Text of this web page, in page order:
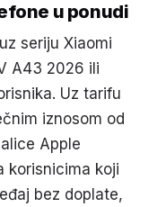
u ponudi
seriju Xiaomi
A43 2026 ili
Uz tarifu
iznosom od
Apple
korisnicima koji
bez doplate,